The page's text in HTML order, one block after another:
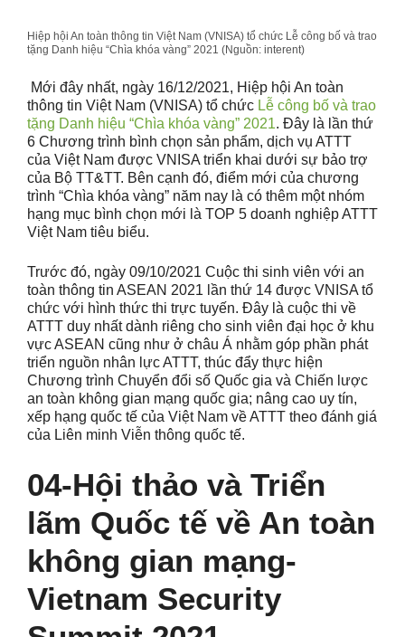
Hiệp hội An toàn thông tin Việt Nam (VNISA) tổ chức Lễ công bố và trao
tặng Danh hiệu “Chìa khóa vàng” 2021 (Nguồn: interent)
Mới đây nhất, ngày 16/12/2021, Hiệp hội An toàn
thông tin Việt Nam (VNISA) tổ chức Lễ công bố và trao
tặng Danh hiệu “Chìa khóa vàng” 2021. Đây là lần thứ
6 Chương trình bình chọn sản phẩm, dịch vụ ATTT
của Việt Nam được VNISA triển khai dưới sự bảo trợ
của Bộ TT&TT. Bên cạnh đó, điểm mới của chương
trình “Chìa khóa vàng” năm nay là có thêm một nhóm
hạng mục bình chọn mới là TOP 5 doanh nghiệp ATTT
Việt Nam tiêu biểu.
Trước đó, ngày 09/10/2021 Cuộc thi sinh viên với an
toàn thông tin ASEAN 2021 lần thứ 14 được VNISA tổ
chức với hình thức thi trực tuyến. Đây là cuộc thi về
ATTT duy nhất dành riêng cho sinh viên đại học ở khu
vực ASEAN cũng như ở châu Á nhằm góp phần phát
triển nguồn nhân lực ATTT, thúc đẩy thực hiện
Chương trình Chuyển đổi số Quốc gia và Chiến lược
an toàn không gian mạng quốc gia; nâng cao uy tín,
xếp hạng quốc tế của Việt Nam về ATTT theo đánh giá
của Liên minh Viễn thông quốc tế.
04-Hội thảo và Triển
lãm Quốc tế về An toàn
không gian mạng-
Vietnam Security